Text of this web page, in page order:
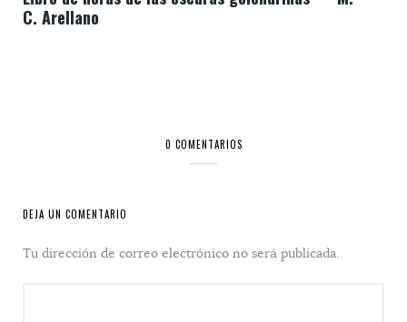
C. Arellano
0 COMENTARIOS
DEJA UN COMENTARIO
Tu dirección de correo electrónico no será publicada.